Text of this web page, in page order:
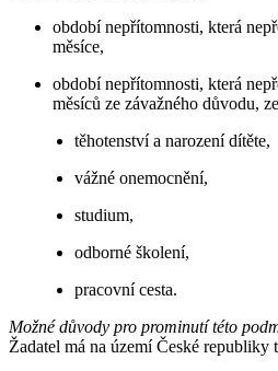
období nepřítomnosti, která
měsíce,
období nepřítomnosti, která
měsíců ze závažného důvodu,
těhotenství a narození dítěte,
vážné onemocnění,
studium,
odborné školení,
pracovní cesta.
Možné důvody pro prominutí této
Žadatel má na území České republiky